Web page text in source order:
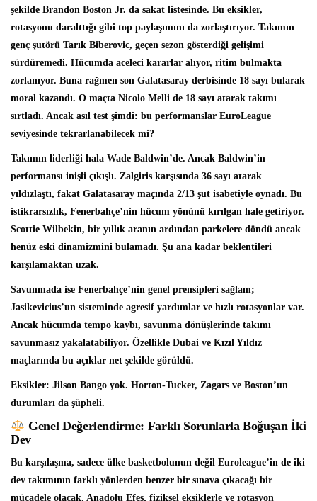
şekilde Brandon Boston Jr. da sakat listesinde. Bu eksikler,
rotasyonu daralttığı gibi top paylaşımını da zorlaştırıyor. Takımın
genç şutörü Tarık Biberovic, geçen sezon gösterdiği gelişimi
sürdüremedi. Hücumda aceleci kararlar alıyor, ritim bulmakta
zorlanıyor. Buna rağmen son Galatasaray derbisinde 18 sayı bularak
moral kazandı. O maçta Nicolo Melli de 18 sayı atarak takımı
sırtladı. Ancak asıl test şimdi: bu performanslar EuroLeague
seviyesinde tekrarlanabilecek mi?
Takımın liderliği hala Wade Baldwin’de. Ancak Baldwin’in
performansı inişli çıkışlı. Zalgiris karşısında 36 sayı atarak
yıldızlaştı, fakat Galatasaray maçında 2/13 şut isabetiyle oynadı. Bu
istikrarsızlık, Fenerbahçe’nin hücum yönünü kırılgan hale getiriyor.
Scottie Wilbekin, bir yıllık aranın ardından parkelere döndü ancak
henüz eski dinamizmini bulamadı. Şu ana kadar beklentileri
karşılamaktan uzak.
Savunmada ise Fenerbahçe’nin genel prensipleri sağlam;
Jasikevicius’un sisteminde agresif yardımlar ve hızlı rotasyonlar var.
Ancak hücumda tempo kaybı, savunma dönüşlerinde takımı
savunmasız yakalatabiliyor. Özellikle Dubai ve Kızıl Yıldız
maçlarında bu açıklar net şekilde görüldü.
Eksikler: Jilson Bango yok. Horton-Tucker, Zagars ve Boston’un
durumları da şüpheli.
Genel Değerlendirme: Farklı Sorunlarla Boğuşan İki
Dev
Bu karşılaşma, sadece ülke basketbolunun değil Euroleague’in de iki
dev takımının farklı yönlerden benzer bir sınava çıkacağı bir
mücadele olacak. Anadolu Efes, fiziksel eksiklerle ve rotasyon